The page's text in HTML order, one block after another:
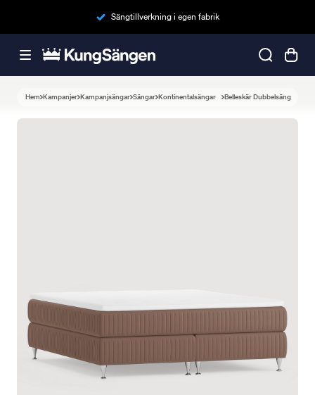
Sängtillverkning i egen fabrik
Hem Kampanjer Kampanjsängar Sängar Kontinentalsängar Belleskär Dubbelsäng